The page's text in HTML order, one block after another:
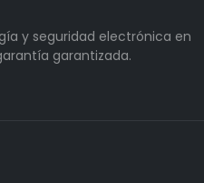
y seguridad electrónica en
garantizada.